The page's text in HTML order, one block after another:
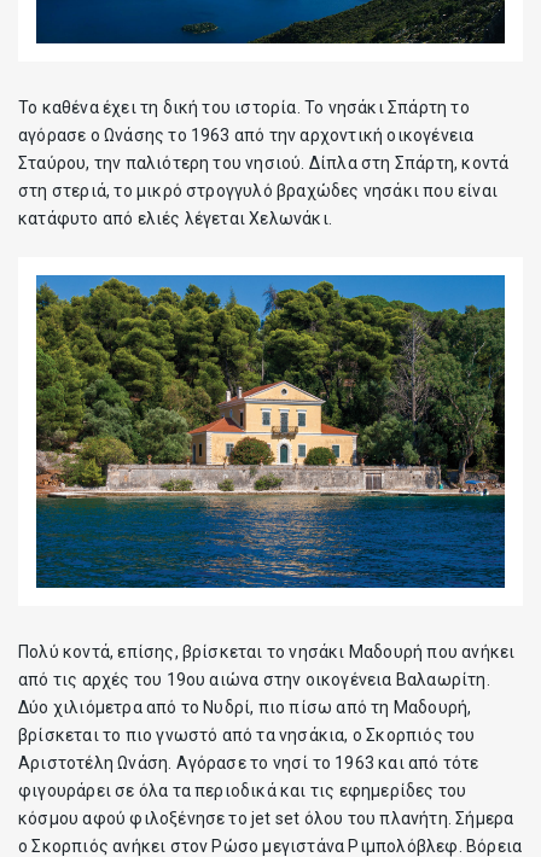
Το καθένα έχει τη δική του ιστορία. Το νησάκι Σπάρτη το
αγόρασε ο Ωνάσης το 1963 από την αρχοντική οικογένεια
Σταύρου, την παλιότερη του νησιού. Δίπλα στη Σπάρτη, κοντά
στη στεριά, το μικρό στρογγυλό βραχώδες νησάκι που είναι
κατάφυτο από ελιές λέγεται Χελωνάκι.
Πολύ κοντά, επίσης, βρίσκεται το νησάκι Μαδουρή που ανήκει
από τις αρχές του 19ου αιώνα στην οικογένεια Βαλαωρίτη.
Δύο χιλιόμετρα από το Νυδρί, πιο πίσω από τη Μαδουρή,
βρίσκεται το πιο γνωστό από τα νησάκια, ο Σκορπιός του
Αριστοτέλη Ωνάση. Αγόρασε το νησί το 1963 και από τότε
φιγουράρει σε όλα τα περιοδικά και τις εφημερίδες του
κόσμου αφού φιλοξένησε το jet set όλου του πλανήτη. Σήμερα
ο Σκορπιός ανήκει στον Ρώσο μεγιστάνα Ριμπολόβλεφ. Βόρεια